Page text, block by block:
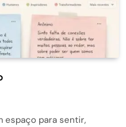
espaço para sentir,